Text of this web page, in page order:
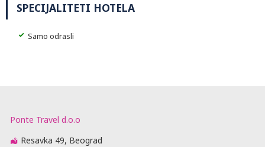
SPECIJALITETI HOTELA
Samo odrasli
Ponte Travel d.o.o
Resavka 49, Beograd